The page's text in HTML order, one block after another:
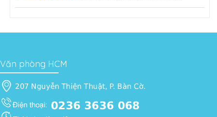
Văn phòng HCM